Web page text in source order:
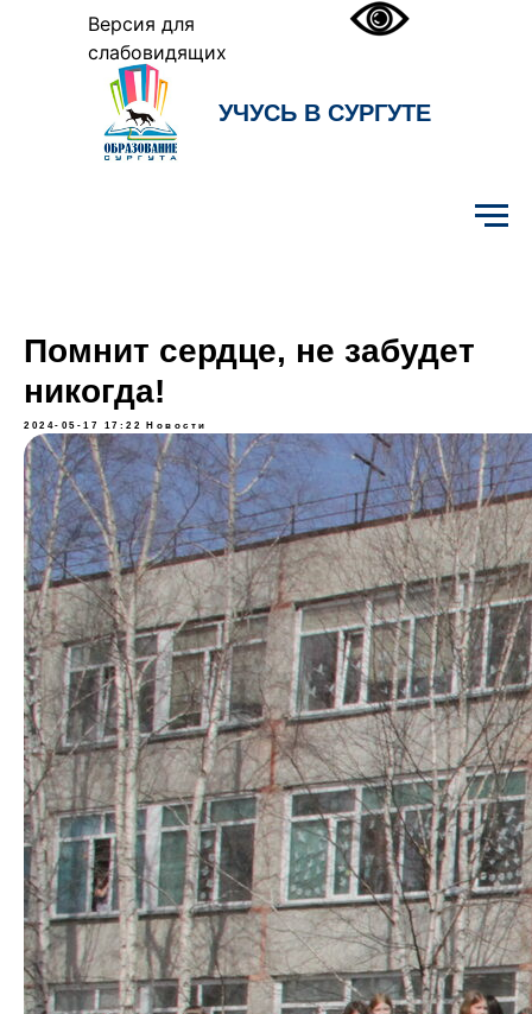
Версия для
слабовидящих
УЧУСЬ В СУРГУТЕ
Помнит сердце, не забудет
никогда!
2024-05-17 17:22 Новости